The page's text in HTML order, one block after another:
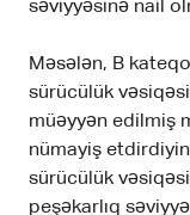
səviyyəsinə nail
Məsələn, B
sürücülük
müəyyən edilmiş
nümayiş
sürücülük
peşəkarlıq